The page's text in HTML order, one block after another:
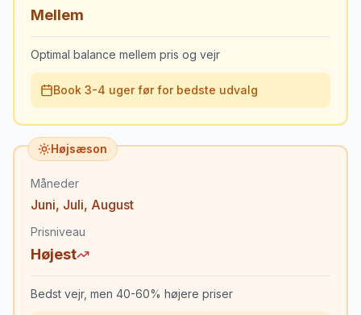
Mellem
Optimal balance mellem pris og vejr
Book 3-4 uger før for bedste udvalg
Højsæson
Måneder
Juni, Juli, August
Prisniveau
Højest
Bedst vejr, men 40-60% højere priser